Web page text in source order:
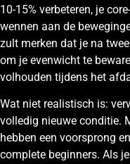
10-15% verbeteren, je
wennen aan de
zult merken dat je na
om je evenwicht te
volhouden tijdens het
Wat niet realistisch is:
volledig nieuwe conditie.
hebben een voorsprong
complete beginners. Als